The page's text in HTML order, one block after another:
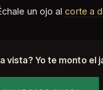
un ojo al corte a
vista? Yo te monto el